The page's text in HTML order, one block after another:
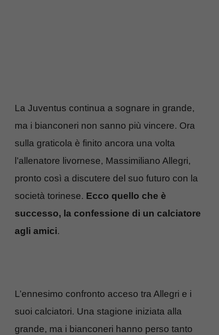
La Juventus continua a sognare in grande,
ma i bianconeri non sanno più vincere. Ora
sulla graticola è finito ancora una volta
l’allenatore livornese, Massimiliano Allegri,
pronto così a discutere del suo futuro con la
società torinese. Ecco quello che è
successo, la confessione di un calciatore
agli amici.
L’ennesimo confronto acceso tra Allegri e i
suoi calciatori. Una stagione iniziata alla
grande, ma i bianconeri hanno perso tanto